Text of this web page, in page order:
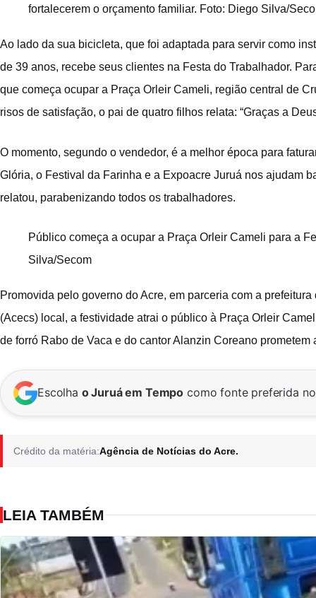
fortalecerem o orçamento familiar. Foto: Diego Silva/
Ao lado da sua bicicleta, que foi adaptada para servir como
de 39 anos, recebe seus clientes na Festa do Trabalhador.
que começa ocupar a Praça Orleir Cameli, região central de
risos de satisfação, o pai de quatro filhos relata: “Graças a
O momento, segundo o vendedor, é a melhor época para
Glória, o Festival da Farinha e a Expoacre Juruá nos ajudam
relatou, parabenizando todos os trabalhadores.
Público começa a ocupar a Praça Orleir Cameli para a
Silva/Secom
Promovida pelo governo do Acre, em parceria com a
(Acecs) local, a festividade atrai o público à Praça Orleir
de forró Rabo de Vaca e do cantor Alanzin Coreano
Escolha o Juruá em Tempo como fonte preferida
Crédito da matéria:Agência de Notícias do Acre.
LEIA TAMBÉM